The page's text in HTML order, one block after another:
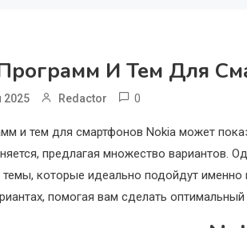
И Тем Для
2025 Redactor 0
и тем для смартфонов Nokia может
предлагая множество вариантов.
темы, которые идеально подойдут
помогая вам сделать